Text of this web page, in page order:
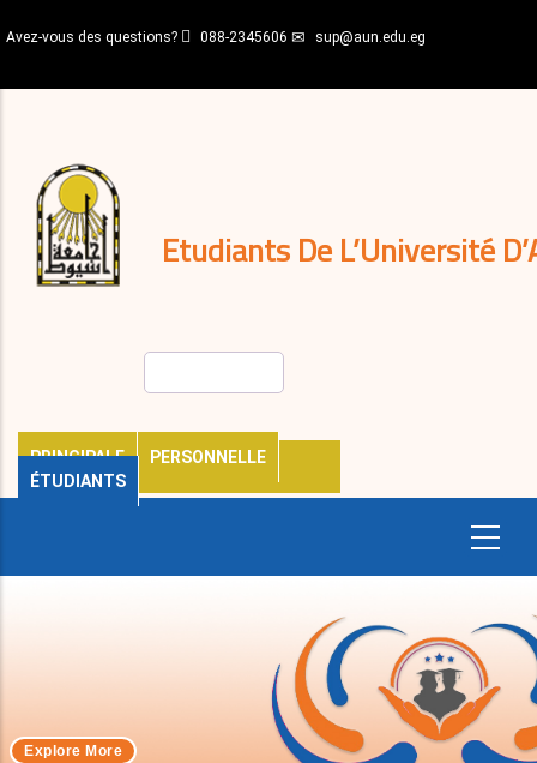
au
principal
Avez-vous des questions? 088-2345606 sup@aun.edu.eg
Etudiants De L’Université
PRINCIPALE
PERSONNELLE
ÉTUDIANTS
décisions
Expatriés
Journal
Explore More